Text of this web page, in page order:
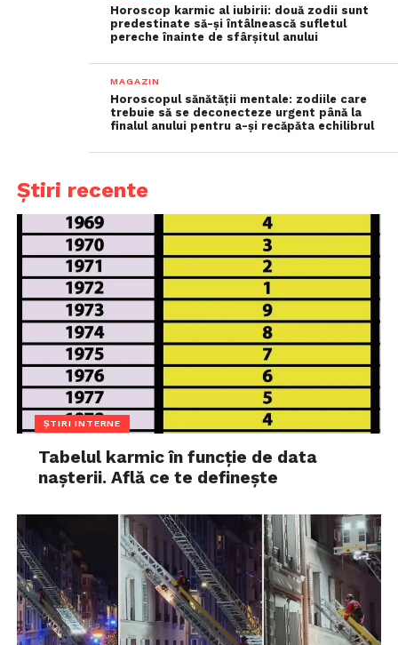
Horoscop karmic al iubirii: două zodii sunt
predestinate să-și întâlnească sufletul
pereche înainte de sfârșitul anului
MAGAZIN
Horoscopul sănătății mentale: zodiile care
trebuie să se deconecteze urgent până la
finalul anului pentru a-și recăpăta echilibrul
Știri recente
ȘTIRI INTERNE
Tabelul karmic în funcție de data
nașterii. Află ce te definește